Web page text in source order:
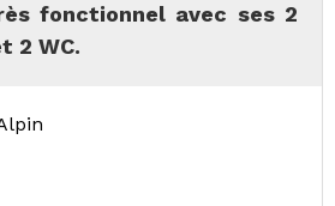
fonctionnel avec ses 2
2 WC.